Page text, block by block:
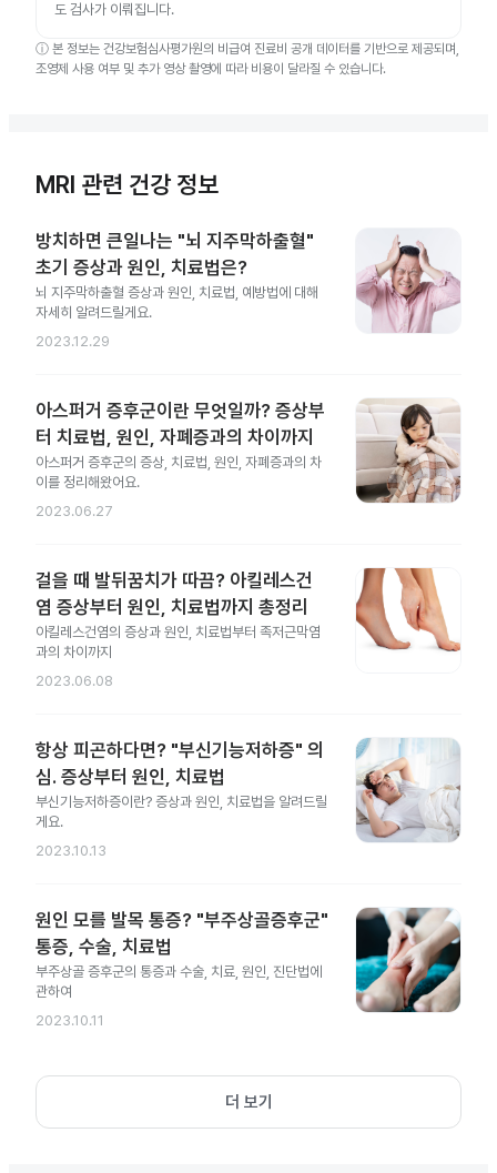
도 검사가 이뤄집니다.
ⓘ 본 정보는 건강보험심사평가원의 비급여 진료비 공개 데이터를 기반으로 제공되며,
조영제 사용 여부 및 추가 영상 촬영에 따라 비용이 달라질 수 있습니다.
MRI 관련 건강 정보
방치하면 큰일나는 "뇌 지주막하출혈"
초기 증상과 원인, 치료법은?
뇌 지주막하출혈 증상과 원인, 치료법, 예방법에 대해
자세히 알려드릴게요.
2023.12.29
아스퍼거 증후군이란 무엇일까? 증상부
터 치료법, 원인, 자폐증과의 차이까지
아스퍼거 증후군의 증상, 치료법, 원인, 자폐증과의 차
이를 정리해왔어요.
2023.06.27
걸을 때 발뒤꿈치가 따끔? 아킬레스건
염 증상부터 원인, 치료법까지 총정리
아킬레스건염의 증상과 원인, 치료법부터 족저근막염
과의 차이까지
2023.06.08
항상 피곤하다면? "부신기능저하증" 의
심. 증상부터 원인, 치료법
부신기능저하증이란? 증상과 원인, 치료법을 알려드릴
게요.
2023.10.13
원인 모를 발목 통증? "부주상골증후군"
통증, 수술, 치료법
부주상골 증후군의 통증과 수술, 치료, 원인, 진단법에
관하여
2023.10.11
더 보기